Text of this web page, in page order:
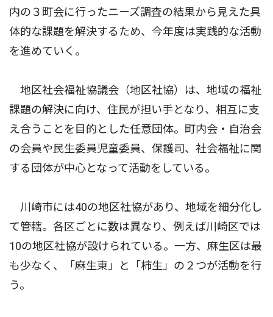
内の３町会に行ったニーズ調査の結果から見えた具
体的な課題を解決するため、今年度は実践的な活動
を進めていく。
地区社会福祉協議会（地区社協）は、地域の福祉
課題の解決に向け、住民が担い手となり、相互に支
え合うことを目的とした任意団体。町内会・自治会
の会員や民生委員児童委員、保護司、社会福祉に関
する団体が中心となって活動をしている。
川崎市には40の地区社協があり、地域を細分化し
て管轄。各区ごとに数は異なり、例えば川崎区では
10の地区社協が設けられている。一方、麻生区は最
も少なく、「麻生東」と「柿生」の２つが活動を行
う。